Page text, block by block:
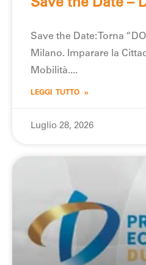
Save the Date –
Save the Date: Torna
Milano. Imparare la
Mobilità.
LEGGI TUTTO »
Luglio 28, 2026